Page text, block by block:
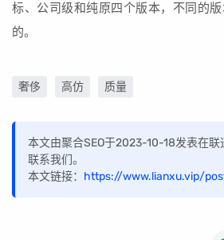
标、公司级和纯原四个版本，不同的
的。
奢侈 高仿 质量
本文由聚合SEO于2023-10-18发表在
联系我们。
本文链接： https://www.lianxu.vip/